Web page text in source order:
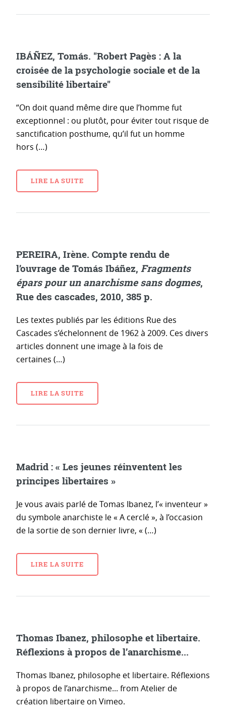
IBÁÑEZ, Tomás. "Robert Pagès : A la
croisée de la psychologie sociale et de la
sensibilité libertaire"
“On doit quand même dire que l’homme fut
exceptionnel : ou plutôt, pour éviter tout risque de
sanctification posthume, qu’il fut un homme
hors (…)
LIRE LA SUITE
PEREIRA, Irène. Compte rendu de
l’ouvrage de Tomás Ibáñez, Fragments
épars pour un anarchisme sans dogmes,
Rue des cascades, 2010, 385 p.
Les textes publiés par les éditions Rue des
Cascades s’échelonnent de 1962 à 2009. Ces divers
articles donnent une image à la fois de
certaines (…)
LIRE LA SUITE
Madrid : « Les jeunes réinventent les
principes libertaires »
Je vous avais parlé de Tomas Ibanez, l’« inventeur »
du symbole anarchiste le « A cerclé », à l’occasion
de la sortie de son dernier livre, « (…)
LIRE LA SUITE
Thomas Ibanez, philosophe et libertaire.
Réflexions à propos de l’anarchisme...
Thomas Ibanez, philosophe et libertaire. Réflexions
à propos de l’anarchisme... from Atelier de
création libertaire on Vimeo.